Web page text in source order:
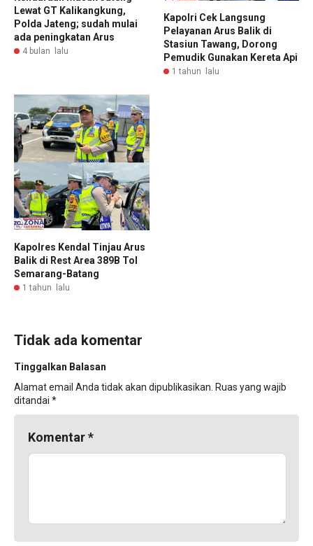
Lewat GT Kalikangkung,
Polda Jateng; sudah mulai
ada peningkatan Arus
4 bulan lalu
Kapolri Cek Langsung
Pelayanan Arus Balik di
Stasiun Tawang, Dorong
Pemudik Gunakan Kereta Api
1 tahun lalu
Kapolres Kendal Tinjau Arus
Balik di Rest Area 389B Tol
Semarang-Batang
1 tahun lalu
Tidak ada komentar
Tinggalkan Balasan
Alamat email Anda tidak akan dipublikasikan. Ruas yang wajib
ditandai *
Komentar*